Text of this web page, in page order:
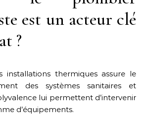
est un acteur clé
?
installations thermiques assure le
des systèmes sanitaires et
lui permettent d’intervenir
d’équipements.